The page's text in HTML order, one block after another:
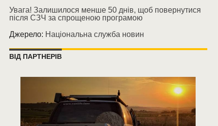
Увага! Залишилося менше 50 днів, щоб повернутися
після СЗЧ за спрощеною програмою
Джерело: Національна служба новин
ВІД ПАРТНЕРІВ